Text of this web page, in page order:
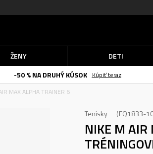
ŽENY DETI
-50 % NA DRUHÝ KÚSOK
Kúpiť teraz
MAX ALPHA TRAINER 6
Tenisky FQ1833-
NIKE M